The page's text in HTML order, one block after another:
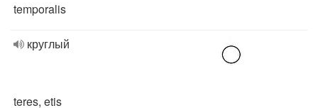
temporalis
круглый
teres, etis